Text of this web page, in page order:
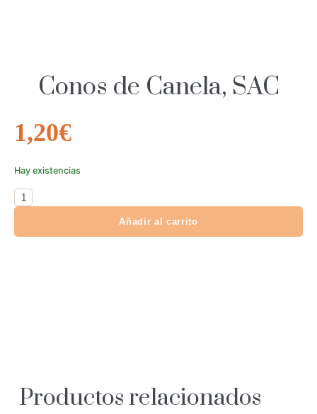
Conos de Canela, SAC
1,20€
Hay existencias
Añadir al carrito
Productos relacionados